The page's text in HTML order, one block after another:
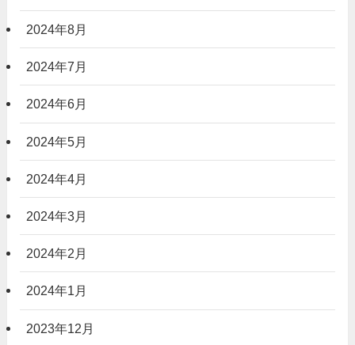
2024年8月
2024年7月
2024年6月
2024年5月
2024年4月
2024年3月
2024年2月
2024年1月
2023年12月